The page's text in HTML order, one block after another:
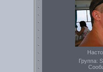
Группа: